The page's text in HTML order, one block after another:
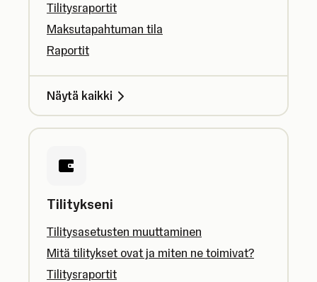
Tilitysraportit
Maksutapahtuman tila
Raportit
Näytä kaikki
Tilitykseni
Tilitysasetusten muuttaminen
Mitä tilitykset ovat ja miten ne toimivat?
Tilitysraportit